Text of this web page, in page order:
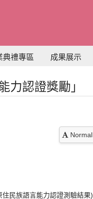
典禮專區 成果展示
力認證獎勵」
Normal
民族語言能力認證測驗結果)